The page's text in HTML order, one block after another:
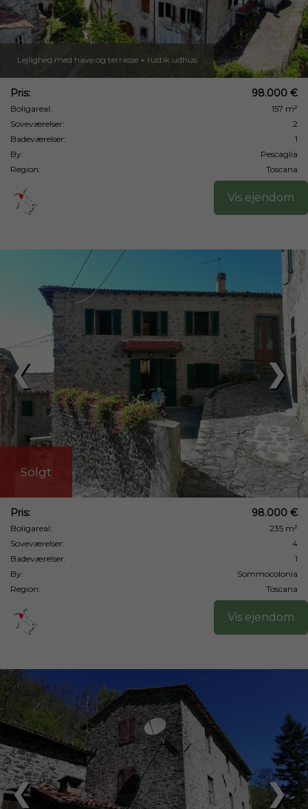
Lejlighed med have og terrasse + rustik udhus
Pris: 98.000 €
Boligareal:
157 m²
Soveværelser:
2
Badeværelser:
1
By:
Pescaglia
Region:
Toscana
Vis ejendom
❯
❮
Solgt
Pris: 98.000 €
Boligareal:
235 m²
Soveværelser:
4
Badeværelser:
1
By:
Sommocolonia
Region:
Toscana
Vis ejendom
❯
❮